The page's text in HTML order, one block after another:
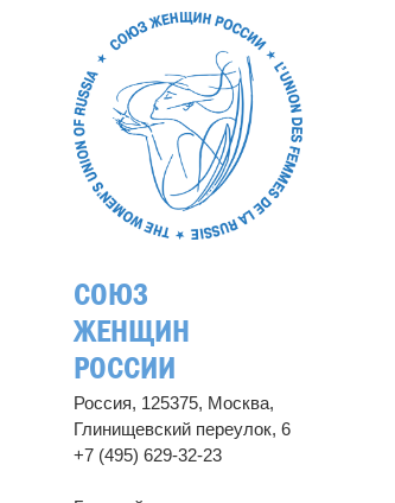
СОЮЗ
ЖЕНЩИН
РОССИИ
Россия, 125375, Москва,
Глинищевский переулок, 6
+7 (495) 629-32-23